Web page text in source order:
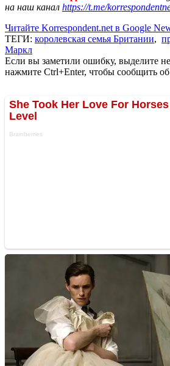
на наш канал https://t.me/
Читайте Korrespondent.net в Google
ТЕГИ: королевская семья Британии,
Маркл
Если вы заметили ошибку, выделите
нажмите Ctrl+Enter, чтобы сообщить